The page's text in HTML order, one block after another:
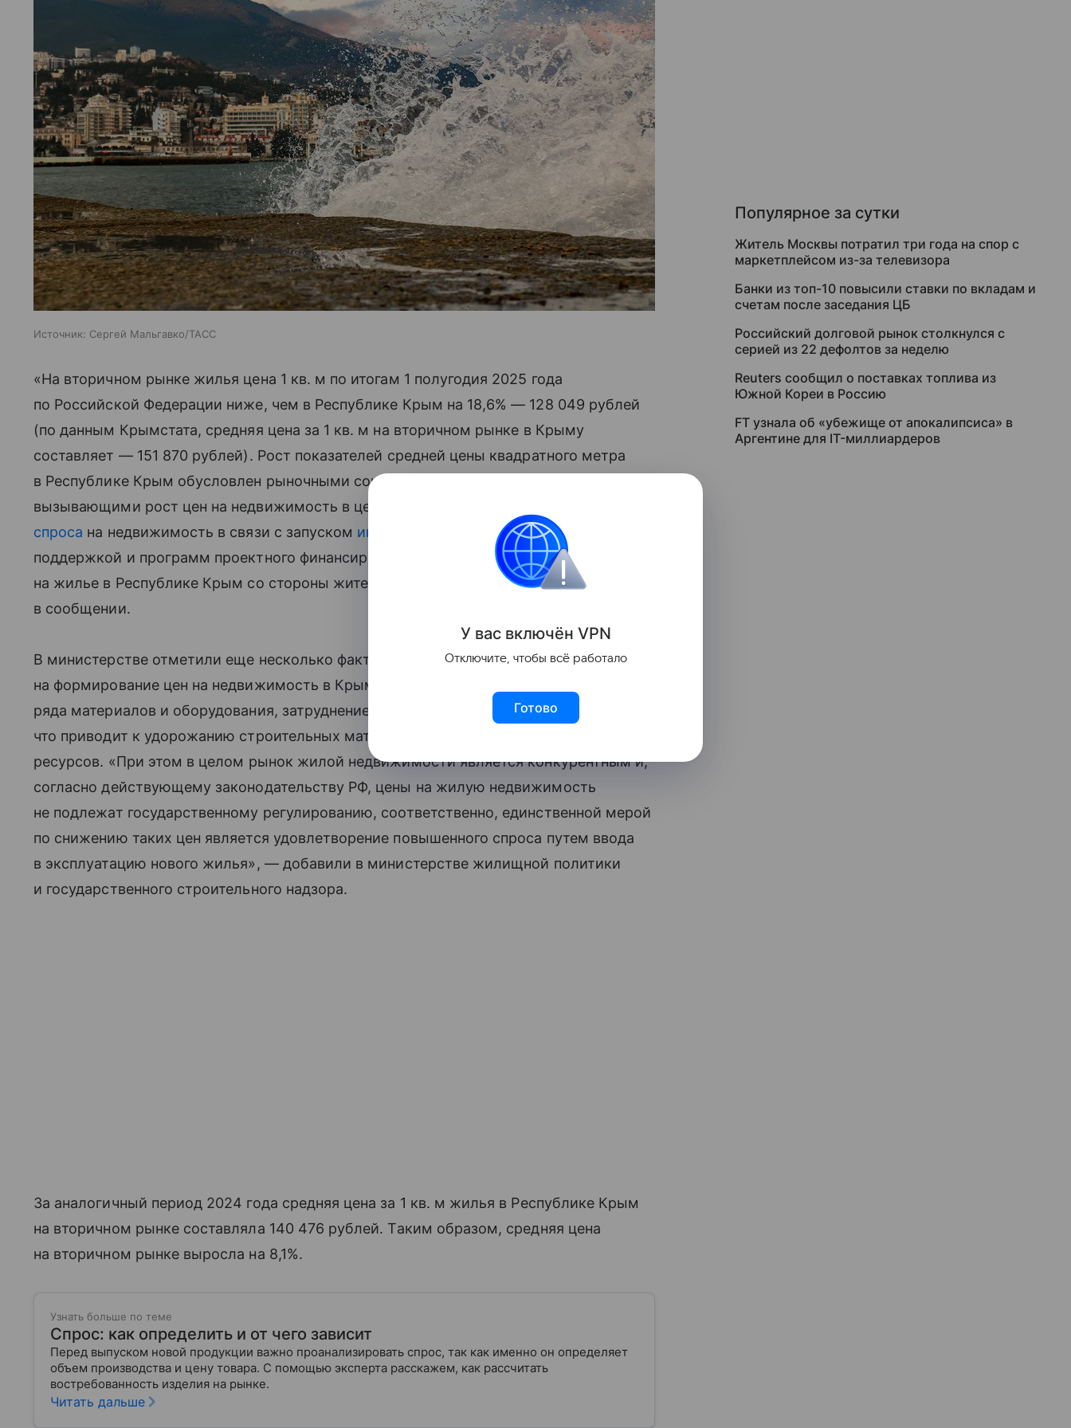
Источник: Сергей Мальгавко/ТАСС
«На вторичном рынке жилья цена 1 кв. м по итогам 1 полугодия 2025 года
по Российской Федерации ниже, чем в Республике Крым на 18,6% — 128 049 рублей
(по данным Крымстата, средняя цена за 1 кв. м на вторичном рынке в Крыму
составляет — 151 870 рублей). Рост показателей средней цены квадратного метра
в Республике Крым обусловлен рыночными социально-экономическими факторами,
вызывающими рост цен на недвижимость в целом по России, в том числе, рост
спроса на недвижимость в связи с запуском ипотечных программс государственной
поддержкой и программ проектного финансирования, а также повышенный спрос
на жилье в Республике Крым со стороны жителей
регионов РФ», — говорится
в сообщении.
В министерстве отметили еще несколько факторов, негативно влияющих
на формирование цен на недвижимость в Крыму: проблемы с импортозамещением
ряда материалов и оборудования, затруднение
и авиасообщения,
что приводит к удорожанию строительных материалов, оборудования и трудовых
ресурсов. «При этом в целом рынок жилой недвижимости является конкурентным и,
согласно действующему законодательству РФ, цены на жилую недвижимость
не подлежат государственному регулированию, соответственно, единственной мерой
по снижению таких цен является удовлетворение повышенного спроса путем ввода
в эксплуатацию нового жилья», — добавили в министерстве жилищной политики
и государственного строительного надзора.
За аналогичный период 2024 года средняя цена за 1 кв. м жилья в Республике Крым
на вторичном рынке составляла 140 476 рублей. Таким образом, средняя цена
на вторичном рынке выросла на 8,1%.
Узнать больше по теме
Спрос: как определить и от чего зависит
Перед выпуском новой продукции важно проанализировать спрос, так как именно он определяет
объем производства и цену товара. С помощью эксперта расскажем, как рассчитать
востребованность изделия на рынке.
Читать дальше
Популярное за сутки
Житель Москвы потратил три года на спор с
маркетплейсом из-за телевизора
Банки из топ-10 повысили ставки по вкладам и
счетам после заседания ЦБ
Российский долговой рынок столкнулся с
серией из 22 дефолтов за неделю
Reuters сообщил о поставках топлива из
Южной Кореи в Россию
FT узнала об «убежище от апокалипсиса» в
Аргентине для IT-миллиардеров
У вас включён VPN
Отключите, чтобы всё работало
Готово